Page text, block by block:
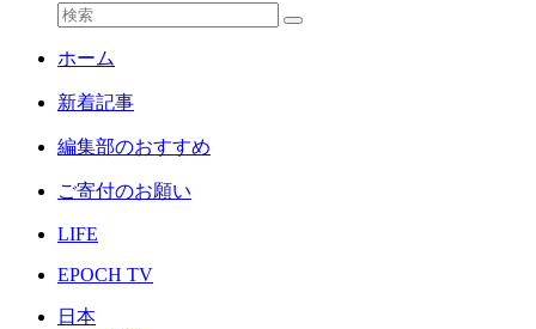
ホーム
新着記事
編集部のおすすめ
ご寄付のお願い
LIFE
EPOCH TV
日本